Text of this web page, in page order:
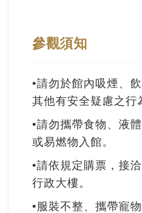
參觀須知
•請勿於館內吸煙、
其他有安全疑慮之行
•請勿攜帶食物、液
或易燃物入館。
•請依規定購票，接
行政大樓。
•服裝不整、攜帶寵